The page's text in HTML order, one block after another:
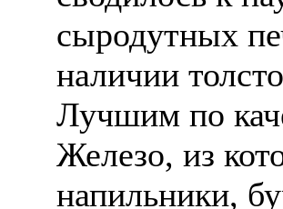
сыродутных
наличии
Лучшим по
Железо, из
напильники,